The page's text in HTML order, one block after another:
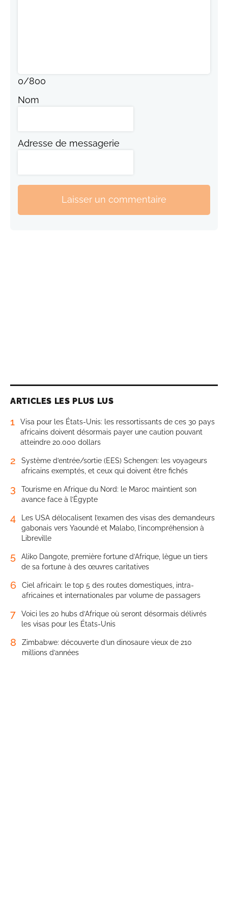
0/800
Nom
Adresse de messagerie
Laisser un commentaire
ARTICLES LES PLUS LUS
1
Visa pour les États-Unis: les ressortissants de ces 30 pays
africains doivent désormais payer une caution pouvant
atteindre 20.000 dollars
2
Système d’entrée/sortie (EES) Schengen: les voyageurs
africains exemptés, et ceux qui doivent être fichés
3
Tourisme en Afrique du Nord: le Maroc maintient son
avance face à l’Égypte
4
Les USA délocalisent l’examen des visas des demandeurs
gabonais vers Yaoundé et Malabo, l’incompréhension à
Libreville
5
Aliko Dangote, première fortune d’Afrique, lègue un tiers
de sa fortune à des œuvres caritatives
6
Ciel africain: le top 5 des routes domestiques, intra-
africaines et internationales par volume de passagers
7
Voici les 20 hubs d’Afrique où seront désormais délivrés
les visas pour les États-Unis
8
Zimbabwe: découverte d’un dinosaure vieux de 210
millions d’années